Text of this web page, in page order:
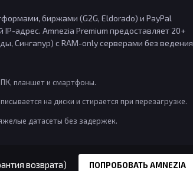
биржами (G2G, Eldorado) и PayPal
адрес. Amnezia Premium предоставляет 20+
Сингапур) с RAM-only серверами без ведения
планшет и смартфоны.
на диски и стирается при перезагрузке.
датасеты без задержек.
возврата) ПОПРОБОВАТЬ AMNEZIA